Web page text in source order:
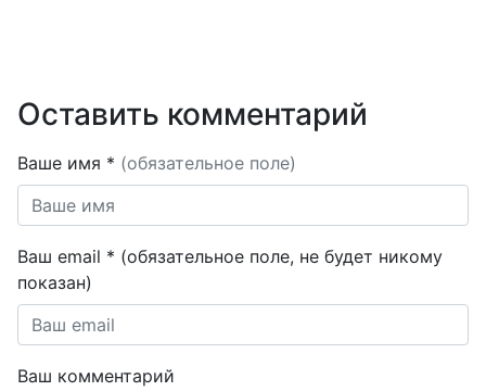
Оставить комментарий
Ваше имя * (обязательное поле)
Ваш email * (обязательное поле, не будет никому
показан)
Ваш комментарий